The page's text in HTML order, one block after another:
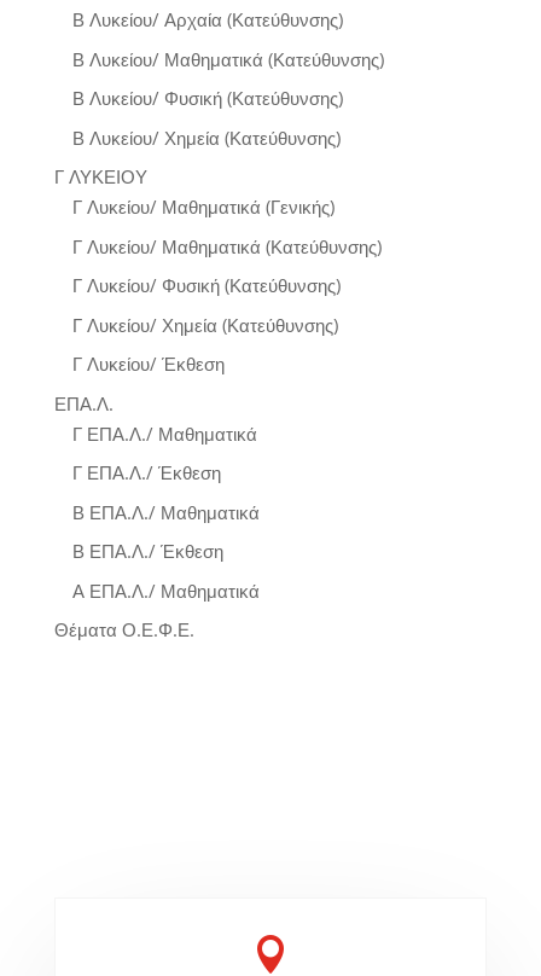
Β Λυκείου/ Αρχαία (Κατεύθυνσης)
Β Λυκείου/ Μαθηματικά (Κατεύθυνσης)
Β Λυκείου/ Φυσική (Κατεύθυνσης)
Β Λυκείου/ Χημεία (Κατεύθυνσης)
Γ ΛΥΚΕΙΟΥ
Γ Λυκείου/ Μαθηματικά (Γενικής)
Γ Λυκείου/ Μαθηματικά (Κατεύθυνσης)
Γ Λυκείου/ Φυσική (Κατεύθυνσης)
Γ Λυκείου/ Χημεία (Κατεύθυνσης)
Γ Λυκείου/ Έκθεση
ΕΠΑ.Λ.
Γ ΕΠΑ.Λ./ Μαθηματικά
Γ ΕΠΑ.Λ./ Έκθεση
Β ΕΠΑ.Λ./ Μαθηματικά
Β ΕΠΑ.Λ./ Έκθεση
Α ΕΠΑ.Λ./ Μαθηματικά
Θέματα Ο.Ε.Φ.Ε.
